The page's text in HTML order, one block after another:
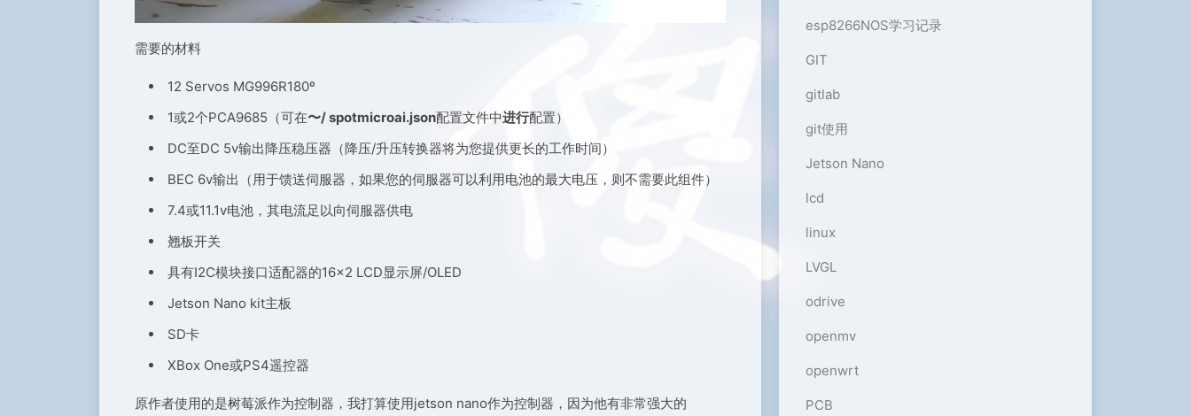
需要的材料
12 Servos MG996R180º
1或2个PCA9685（可在〜/ spotmicroai.json配置文件中进行配置）
DC至DC 5v输出降压稳压器（降压/升压转换器将为您提供更长的工作时间）
BEC 6v输出（用于馈送伺服器，如果您的伺服器可以利用电池的最大电压，则不需要此组件）
7.4或11.1v电池，其电流足以向伺服器供电
翘板开关
具有I2C模块接口适配器的16×2 LCD显示屏/OLED
Jetson Nano kit主板
SD卡
XBox One或PS4遥控器
原作者使用的是树莓派作为控制器，我打算使用jetson nano作为控制器，因为他有非常强大的
esp8266NOS学习记录
GIT
gitlab
git使用
Jetson Nano
lcd
linux
LVGL
odrive
openmv
openwrt
PCB